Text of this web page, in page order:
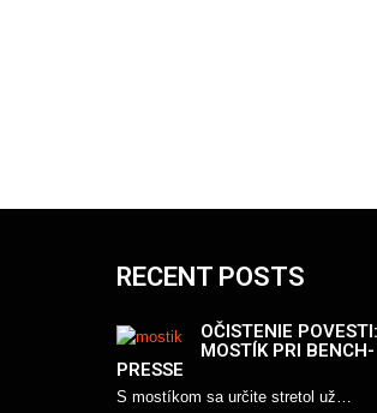
RECENT POSTS
OČISTENIE POVESTI:
MOSTÍK PRI BENCH-
PRESSE
S mostíkom sa určite stretol už…